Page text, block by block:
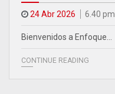
24 Abr 2026 6.40 pm
Bienvenidos a Enfoque…
CONTINUE READING